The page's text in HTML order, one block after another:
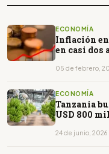
ECONOMÍA
Inflación
en casi dos
05 de febrero,
ECONOMÍA
Tanzania
USD 800
24 de junio, 2026